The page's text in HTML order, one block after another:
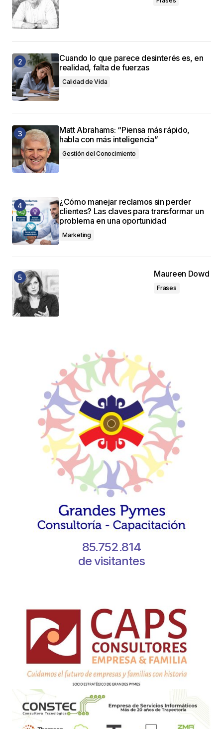
Cuando lo que parece desinterés es, en
realidad, falta de fuerzas
Calidad de Vida
Matt Abrahams: “Piensa más rápido,
habla con más inteligencia”
Gestión del Conocimiento
¿Cómo manejar reclamos sin perder
clientes? Las claves para transformar un
problema en una oportunidad
Marketing
Maureen Dowd
Frases
85.752.814
de visitantes